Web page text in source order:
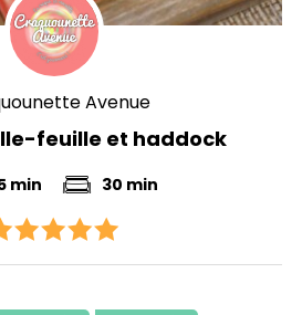
Avenue
feuille et haddock
min 30 min